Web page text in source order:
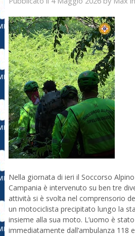
Nella giornata di ieri il Soccorso
Campania è intervenuto su ben tre
attività si è svolta nel comprensorio
un motociclista precipitato lungo la
insieme alla sua moto. L’uomo è
immediatamente dall’ambulanza 118